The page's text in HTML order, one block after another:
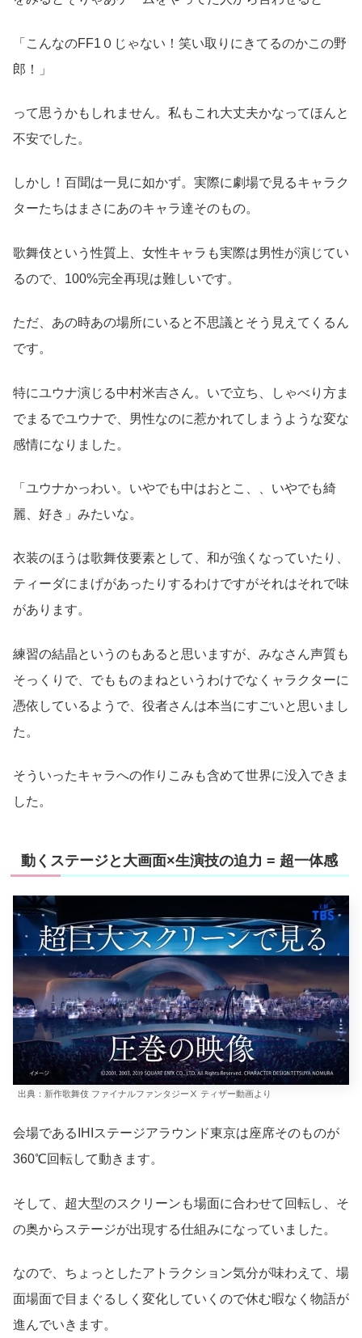
「こんなのFF1０じゃない！笑い取りにきてるのかこの野
郎！」
って思うかもしれません。私もこれ大丈夫かなってほんと
不安でした。
しかし！百聞は一見に如かず。実際に劇場で見るキャラク
ターたちはまさにあのキャラ達そのもの。
歌舞伎という性質上、女性キャラも実際は男性が演じてい
るので、100%完全再現は難しいです。
ただ、あの時あの場所にいると不思議とそう見えてくるん
です。
特にユウナ演じる中村米吉さん。いで立ち、しゃべり方ま
でまるでユウナで、男性なのに惹かれてしまうような変な
感情になりました。
「ユウナかっわい。いやでも中はおとこ、、いやでも綺
麗、好き」みたいな。
衣装のほうは歌舞伎要素として、和が強くなっていたり、
ティーダにまげがあったりするわけですがそれはそれで味
があります。
練習の結晶というのもあると思いますが、みなさん声質も
そっくりで、でもものまねというわけでなくャラクターに
憑依しているようで、役者さんは本当にすごいと思いまし
た。
そういったキャラへの作りこみも含めて世界に没入できま
した。
動くステージと大画面×生演技の迫力 = 超一体感
出典：新作歌舞伎 ファイナルファンタジーⅩ ティザー動画より
会場であるIHIステージアラウンド東京は座席そのものが
360℃回転して動きます。
そして、超大型のスクリーンも場面に合わせて回転し、そ
の奥からステージが出現する仕組みになっていました。
なので、ちょっとしたアトラクション気分が味わえて、場
面場面で目まぐるしく変化していくので休む暇なく物語が
進んでいきます。